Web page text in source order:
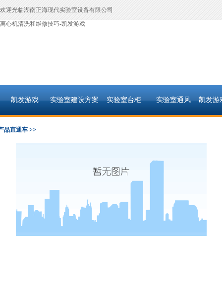
欢迎光临湖南正海现代实验室设备有限公司
离心机清洗和维修技巧-凯发游戏
凯发游戏 实验室建设方案 实验室台柜 实验室通风 凯发游
品直通车 >>